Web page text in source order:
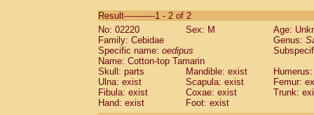
CebidaeSaguinus labiatus(0)
Cebidae Saguinus leucopus (0)
Cebidae
CebidaeSaguinus mystax
Cebidae Saguinus nigricollis (1)
Cebidae Saguinus oedipus
Cebidae Saguinus weddelli
Cebidae Saguinusspp.
Result-----------1 - 2 of 2
No: 02220
Sex: M
Age:
Family: Cebidae
Genus:
Specific name: oedipus
Name: Cotton-top Tamarin
Skull: parts
Mandible: exist
Ulna: exist
Scapula: exist
Femur:
Fibula: exist
Coxae: exist
Trunk:
Hand: exist
Foot: exist